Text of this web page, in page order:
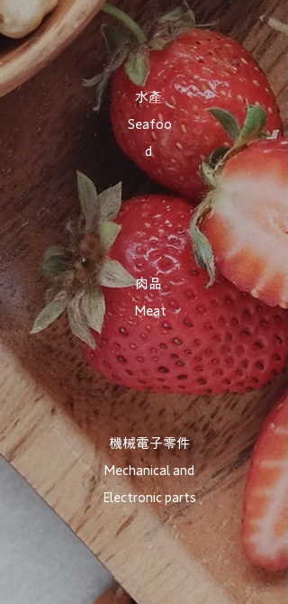
​水產
Seafoo
d
​肉品
Meat
機械電子零件
Mechanical and
Electronic parts